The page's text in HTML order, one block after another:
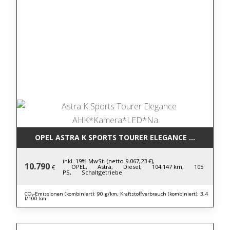
OPEL ASTRA K SPORTS TOURER ELEGANCE
10.790 €
inkl. 19% MwSt. (netto 9.067,23 €),
OPEL, Astra, Diesel, 104.147 km, 105
PS, Schaltgetriebe
CO₂-Emissionen (kombiniert): 90 g/km, Kraftstoffverbrauch (kombiniert): 3,4
l/100 km